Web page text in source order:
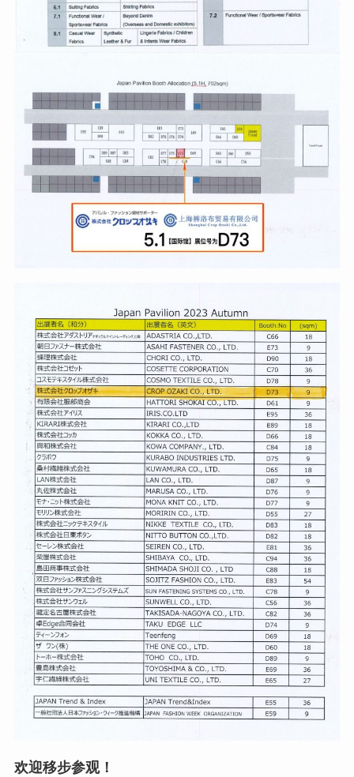
欢迎移步参观！